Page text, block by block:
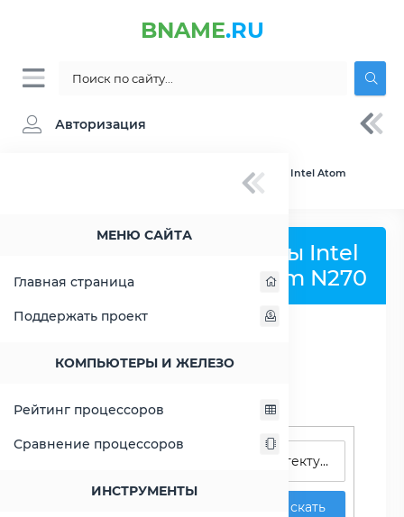
BNAME.RU
Авторизация
МЕНЮ САЙТА
Главная страница
Поддержать проект
КОМПЬЮТЕРЫ И ЖЕЛЕЗО
Рейтинг процессоров
Сравнение процессоров
ИНСТРУМЕНТЫ
» Сравнение Intel Atom D425 vs Intel Atom
Сравнить процессоры Intel
Atom D425 и Intel Atom N270
Искать